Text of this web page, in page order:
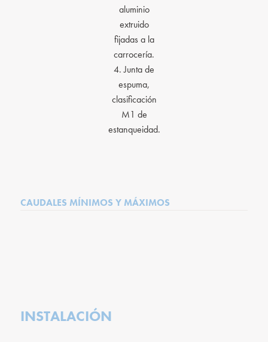
aluminio
extruido
fijadas a la
carrocería.
4. Junta de
espuma,
clasificación
M1 de
estanqueidad.
CAUDALES MÍNIMOS Y MÁXIMOS
INSTALACIÓN